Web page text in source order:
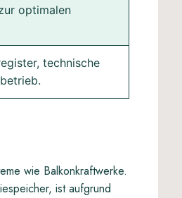
optimalen
technische
wie Balkonkraftwerke.
ist aufgrund